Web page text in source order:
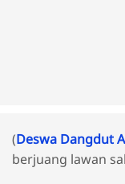
(Deswa Dangdut
berjuang lawan